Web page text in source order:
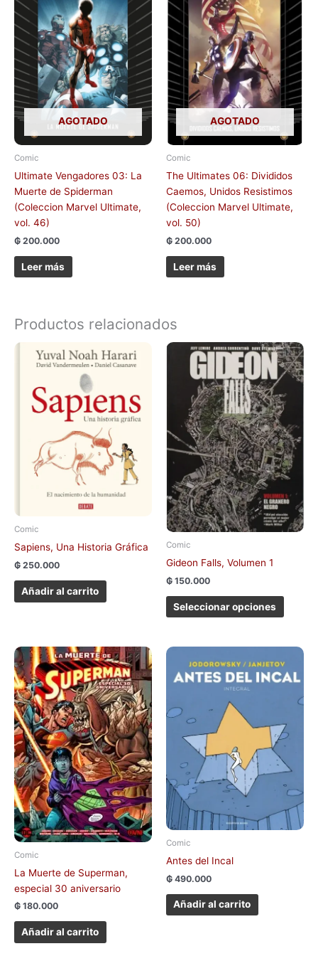
AGOTADO
Comic
Ultimate Vengadores 03: La
Muerte de Spiderman
(Coleccion Marvel Ultimate,
vol. 46)
₲ 200.000
Leer más
AGOTADO
Comic
The Ultimates 06: Divididos
Caemos, Unidos Resistimos
(Coleccion Marvel Ultimate,
vol. 50)
₲ 200.000
Leer más
Productos relacionados
Comic
Sapiens, Una Historia Gráfica
₲ 250.000
Añadir al carrito
Comic
Gideon Falls, Volumen 1
₲ 150.000
Seleccionar opciones
Este
tiene
Las
se
pueden
en
la
Comic
La Muerte de Superman,
especial 30 aniversario
₲ 180.000
Añadir al carrito
Comic
Antes del Incal
₲ 490.000
Añadir al carrito